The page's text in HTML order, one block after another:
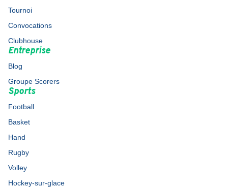
Tournoi
Convocations
Clubhouse
Entreprise
Blog
Groupe Scorers
Sports
Football
Basket
Hand
Rugby
Volley
Hockey-sur-glace